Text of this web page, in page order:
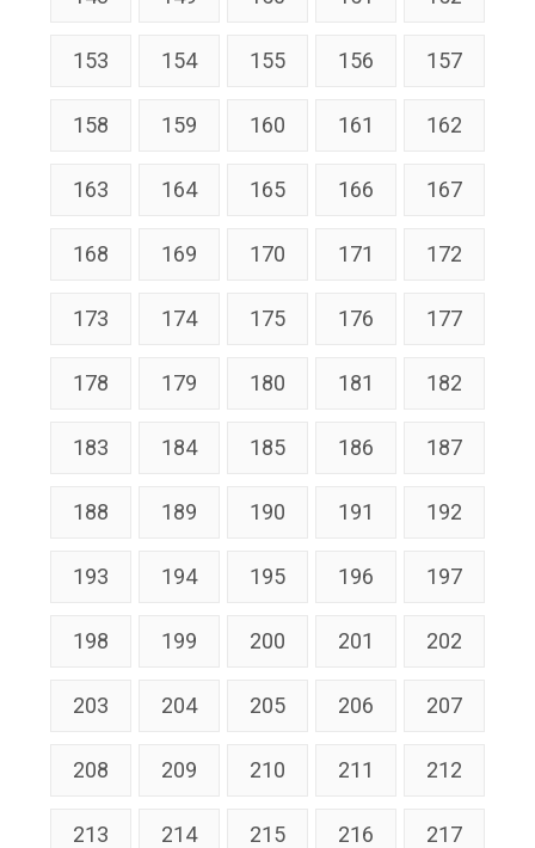
153 154 155 156 157
158 159 160 161 162
163 164 165 166 167
168 169 170 171 172
173 174 175 176 177
178 179 180 181 182
183 184 185 186 187
188 189 190 191 192
193 194 195 196 197
198 199 200 201 202
203 204 205 206 207
208 209 210 211 212
213 214 215 216 217